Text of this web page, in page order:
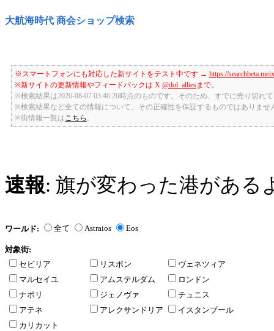
大航海時代 商会ショップ検索
※スマートフォンにも対応した新サイトをテスト中です → https://
※新サイトの更新情報やフィードバックは X @dol_alliesまで。
※検索結果は2026-08-07 03:46:26時点のものです。そのため、すでに売り切れ
※検索結果など全ての情報について、その正確性を保証するものではありませ
※街情報一覧は こちら
速報: 旗が変わった港がある
ワールド: 全て Astraios Eos
対象街:
セビリア
リスボン
ヴェネツィア
マルセイユ
アムステルダム
ロンドン
ナポリ
ジェノヴァ
チュニス
アテネ
アレクサンドリア
イスタンブール
カリカット